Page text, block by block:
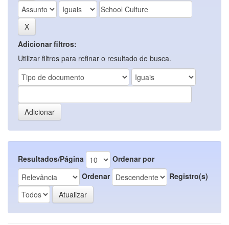
Adicionar filtros:
Utilizar filtros para refinar o resultado de busca.
Resultados/Página
Ordenar por
Ordenar
Registro(s)